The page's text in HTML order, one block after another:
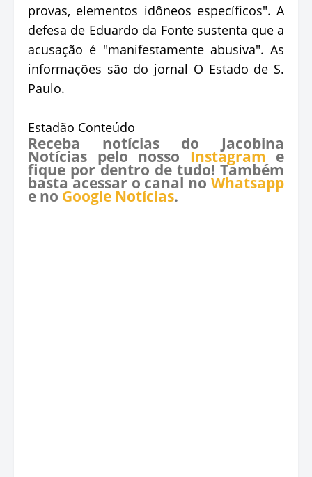
provas, elementos idôneos específicos". A
defesa de Eduardo da Fonte sustenta que a
acusação é "manifestamente abusiva". As
informações são do jornal O Estado de S.
Paulo.
Estadão Conteúdo
Receba notícias do Jacobina
Notícias pelo nosso Instagram e
fique por dentro de tudo! Também
basta acessar o canal no Whatsapp
e no Google Notícias.